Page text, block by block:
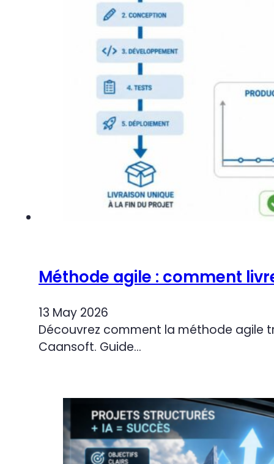
Méthode agile : comment
13 May 2026
Découvrez comment la méthode agile
Caansoft. Guide…